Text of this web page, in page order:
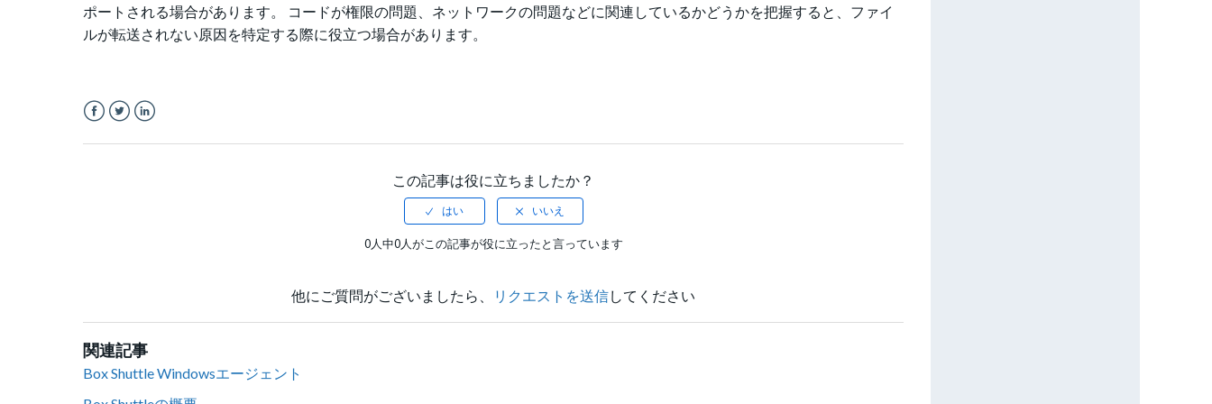
ポートされる場合があります。 コードが権限の問題、ネットワークの問題などに関連しているかどうかを把握すると、ファイ
ルが転送されない原因を特定する際に役立つ場合があります。
この記事は役に立ちましたか？
0人中0人がこの記事が役に立ったと言っています
他にご質問がございましたら、 リクエストを送信してください
関連記事
Box Shuttle Windowsエージェント